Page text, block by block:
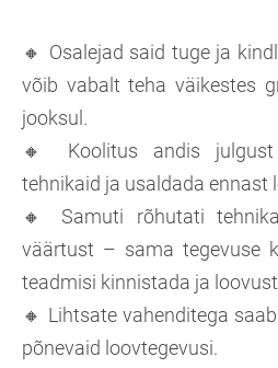
🔸​ Osalejad said tuge ja
võib vabalt teha väikestes
jooksul.
🔸​ Koolitus andis julgust
tehnikaid ja usaldada ennast
🔸​ Samuti rõhutati
väärtust – sama tegevuse
teadmisi kinnistada ja
🔸​ Lihtsate vahenditega
põnevaid loovtegevusi.